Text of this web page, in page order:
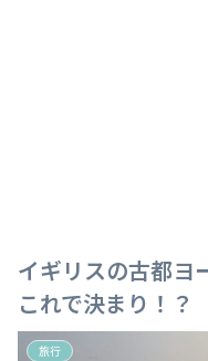
イギリスの古都ヨ
これで決まり！？
旅行